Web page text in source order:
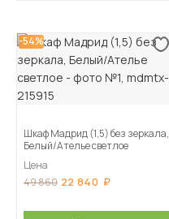
-54%
Шкаф Мадрид (1,5) без зеркала,
Белый/Ателье светлое
Цена
49 860 22 840